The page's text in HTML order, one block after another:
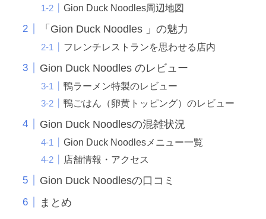
Gion Duck Noodles周辺地図
「Gion Duck Noodles 」の魅力
フレンチレストランを思わせる店内
Gion Duck Noodles のレビュー
鴨ラーメン特製のレビュー
鴨ごはん（卵黄トッピング）のレビュー
Gion Duck Noodlesの混雑状況
Gion Duck Noodlesメニュー一覧
店舗情報・アクセス
Gion Duck Noodlesの口コミ
まとめ